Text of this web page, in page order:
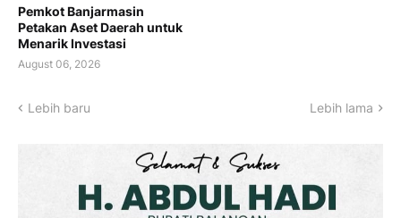
Pemkot Banjarmasin
Petakan Aset Daerah untuk
Menarik Investasi
August 06, 2026
Lebih baru Lebih lama